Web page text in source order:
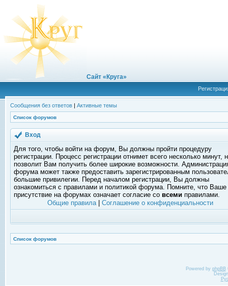
Сайт «Круга»
Сообщения без ответов | Активные темы
Список форумов
Вход
Для того, чтобы войти на форум, Вы должны пройти процедуру
регистрации. Процесс регистрации отнимет всего несколько минут,
позволит Вам получить более широкие возможности.
форума может также предоставить зарегистрированным
большие привилегии. Перед началом регистрации, Вы должны
ознакомиться с правилами и политикой форума. Помните, что Ваше
присутствие на форумах означает согласие со всеми правилами.
Общие правила| Соглашение о конфиденциальности
Список форумов
Powered by phpBB